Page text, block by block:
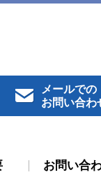
メールでの
お問い合わ
お問い合